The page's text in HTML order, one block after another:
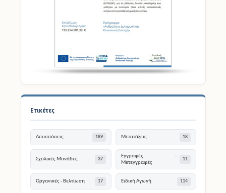
Ετικέτες
Αποσπάσεις 189 Μετατάξεις 18
Σχολικές Μονάδες 37
Εγγραφές -
Μετεγγραφές
11
Οργανικές - Βελτίωση 17 Ειδική Αγωγή 114